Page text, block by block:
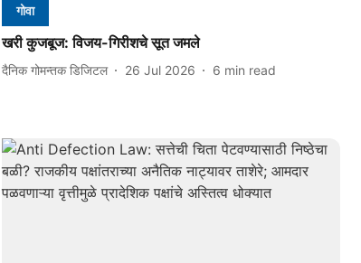
गोवा
खरी कुजबूज: विजय-गिरीशचे सूत जमले
दैनिक गोमन्तक डिजिटल 26 Jul 2026 6 min read